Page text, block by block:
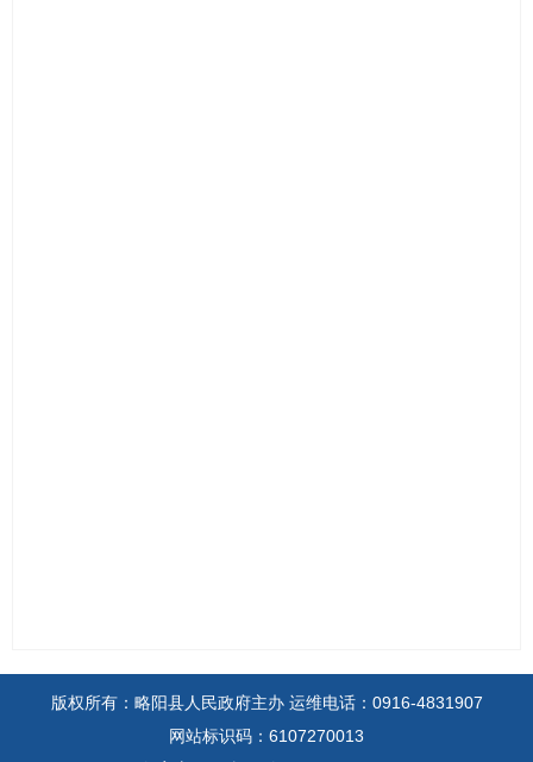
版权所有：略阳县人民政府主办 运维电话：0916-4831907
网站标识码：6107270013